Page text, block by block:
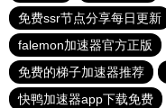
免费ssr节点分享每日更新
falemon加速器官方正版
免费的梯子加速器推荐
快鸭加速器app下载免费